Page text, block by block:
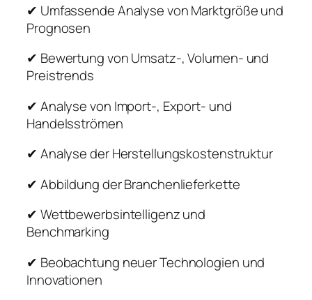
✔ Umfassende Analyse von Marktgröße und
Prognosen
✔ Bewertung von Umsatz-, Volumen- und
Preistrends
✔ Analyse von Import-, Export- und
Handelsströmen
✔ Analyse der Herstellungskostenstruktur
✔ Abbildung der Branchenlieferkette
✔ Wettbewerbsintelligenz und
Benchmarking
✔ Beobachtung neuer Technologien und
Innovationen